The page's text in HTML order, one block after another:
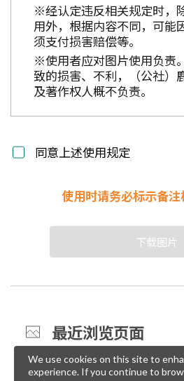
※经认定违反相关规定时，
用外，根据内容不同，可能
须支付损害赔偿等。
※使用者应对图片使用负责
致的损害、不利，（公社）
及著作权人概不负责。
同意上述使用规定
使用时请务必标示备注
下载图片
最近浏览页面
We use cookies on this site to
experience. If you continue to